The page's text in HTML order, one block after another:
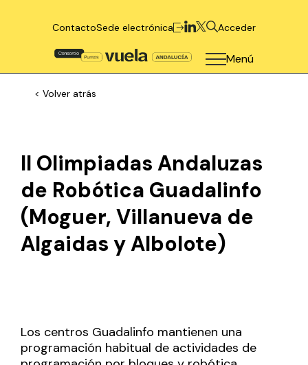
ContactoSede electrónica Acceder
Menú
< Volver atrás
II Olimpiadas Andaluzas
de Robótica Guadalinfo
(Moguer, Villanueva de
Algaidas y Albolote)
Los centros Guadalinfo mantienen una
programación habitual de actividades de